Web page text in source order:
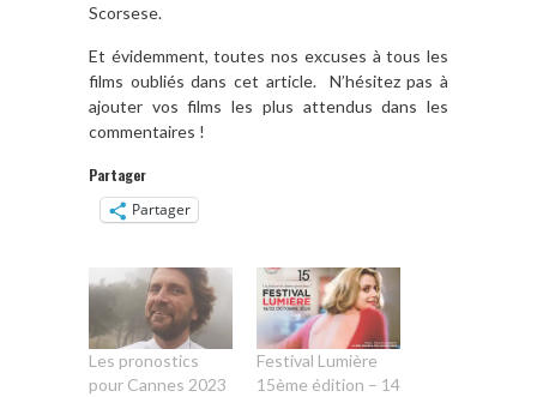
Scorsese.
Et évidemment, toutes nos excuses à tous les
films oubliés dans cet article. N’hésitez pas à
ajouter vos films les plus attendus dans les
commentaires !
Partager
Partager
Les pronostics
pour Cannes 2023
Festival Lumière
15ème édition – 14